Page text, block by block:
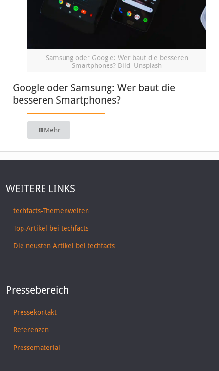
Samsung oder Google: Wer baut die besseren
Smartphones? Bild: Unsplash
Google oder Samsung: Wer baut die
besseren Smartphones?
Mehr
WEITERE LINKS
techfacts-Themenwelten
Top-Artikel bei techfacts
Die neusten Artikel bei techfacts
Pressebereich
Pressekontakt
Referenzen
Pressematerial